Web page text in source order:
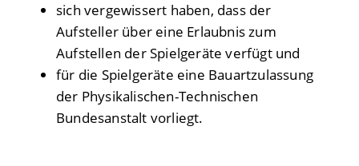
sich vergewissert haben, dass der
Aufsteller über eine Erlaubnis zum
Aufstellen der Spielgeräte verfügt und
für die Spielgeräte eine Bauartzulassung
der Physikalischen-Technischen
Bundesanstalt vorliegt.